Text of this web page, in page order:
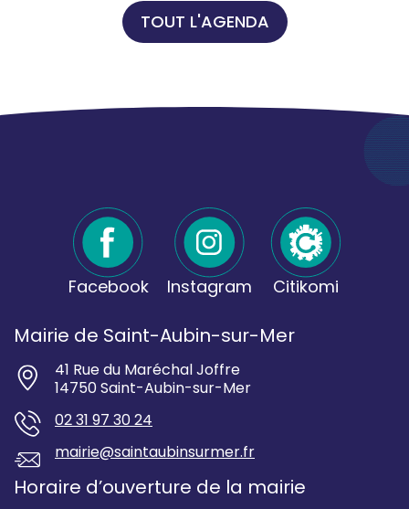
TOUT L'AGENDA
Facebook Instagram Citikomi
Mairie de Saint-Aubin-sur-Mer
41 Rue du Maréchal Joffre
14750 Saint-Aubin-sur-Mer
02 31 97 30 24
mairie@saintaubinsurmer.fr
Horaire d’ouverture de la mairie